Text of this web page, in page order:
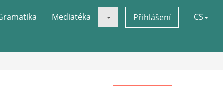
Mediatéka Přihlášení CS